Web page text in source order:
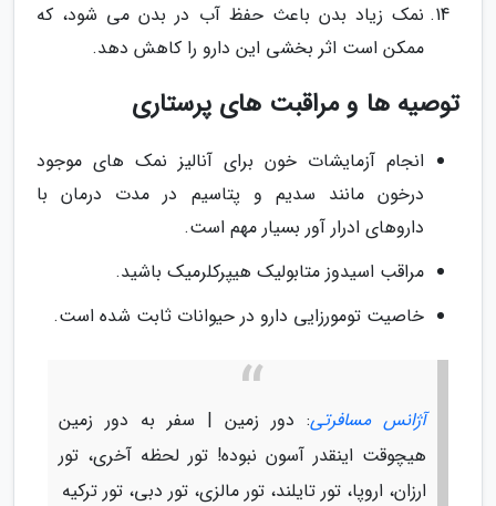
نمک زیاد بدن باعث حفظ آب در بدن می شود، که
ممکن است اثر بخشی این دارو را کاهش دهد.
توصیه ها و مراقبت های پرستاری
انجام آزمایشات خون برای آنالیز نمک های موجود
درخون مانند سدیم و پتاسیم در مدت درمان با
داروهای ادرار آور بسیار مهم است.
مراقب اسیدوز متابولیک هیپرکلرمیک باشید.
خاصیت تومورزایی دارو در حیوانات ثابت شده است.
آژانس مسافرتی: دور زمین | سفر به دور زمین
هیچوقت اینقدر آسون نبوده! تور لحظه آخری، تور
ارزان، اروپا، تور تایلند، تور مالزی، تور دبی، تور ترکیه